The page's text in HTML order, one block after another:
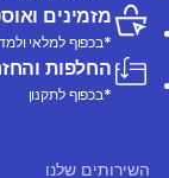
מזמינים
*בכפוף למלאי
החלפות והחזרות חינם
*בכפוף לתקנון
השירותים שלנו